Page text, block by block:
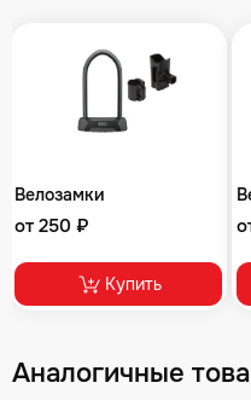
Велозамки
от 250 ₽
Купить
Аналогичные